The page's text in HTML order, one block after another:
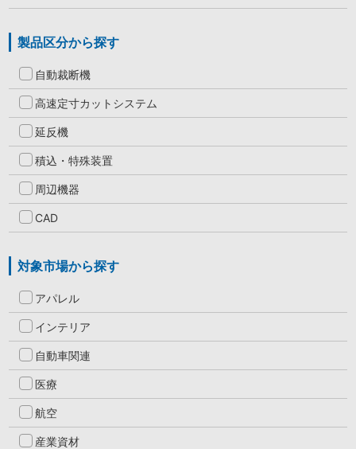
製品区分から探す
自動裁断機
高速定寸カットシステム
延反機
積込・特殊装置
周辺機器
CAD
対象市場から探す
アパレル
インテリア
自動車関連
医療
航空
産業資材